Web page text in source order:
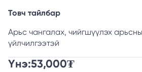
Товч тайлбар
Арьс чангалах, чийгшүүлэх
үйлчилгээтэй
Үнэ:53,000₮